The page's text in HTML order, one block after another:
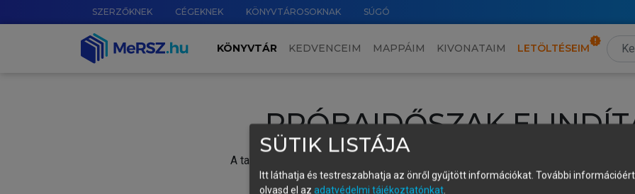
SZERZŐKNEK CÉGEKNEK KÖNYVTÁROSOKNAK SÚGÓ
KÖNYVTÁR KEDVENCEIM MAPPÁIM KIVONATAIM LETÖLTÉSEIM
PRÓBAIDŐSZAK
A tartalom megtekintéséhez lépj be a saját fiókoddal, iskolai azonosítóddal vagy
Új felhasználóként1 óra díjmentes hozzáférésrevagy
SÜTIK LISTÁJA
Itt láthatja és testreszabhatja az önről gyűjtött információkat. További
olvasd el az adatvédelmi tájékoztatónkat.